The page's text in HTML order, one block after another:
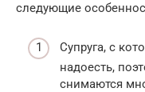
следующие
Супруга, с
надоесть,
снимаются